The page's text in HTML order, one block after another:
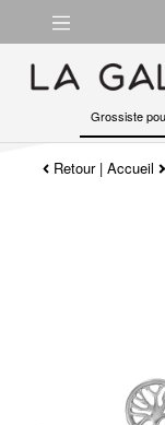
Grossiste
Retour|Accueil
Gérer les préférences en